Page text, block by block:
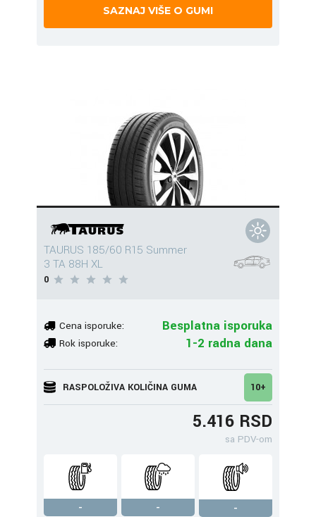
SAZNAJ VIŠE O GUMI
TAURUS 185/60 R15 Summer
3 TA 88H XL
0
Cena isporuke: Besplatna isporuka
Rok isporuke: 1-2 radna dana
RASPOLOŽIVA KOLIČINA GUMA 10+
5.416 RSD
sa PDV-om
- -
-